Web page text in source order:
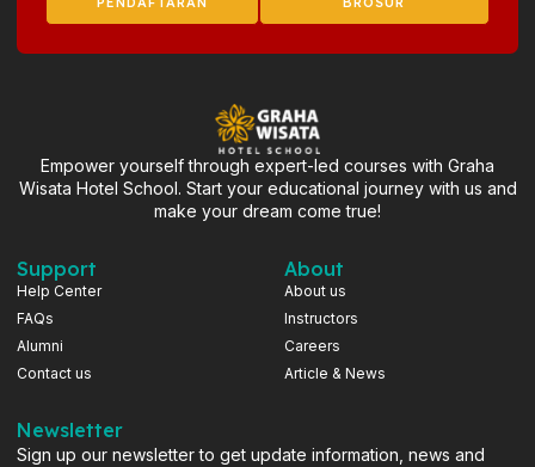
Empower yourself through expert-led courses with Graha
Wisata Hotel School. Start your educational journey with us and
make your dream come true!
Support
Help Center
FAQs
Alumni
Contact us
About
About us
Instructors
Careers
Article & News
Newsletter
Sign up our newsletter to get update information, news and